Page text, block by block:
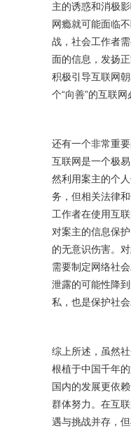
主的诱惑和消极
网瘾就可能面临
战，社会工作者
面的信息，发扬
积极引导互联网
个“向善”的互联网
还有一个非常重
互联网是一个极
然利用案主的个
务，但相关法律
工作者在使用互
对案主的信息保
的无意识伤害。
需要制定网络社
泄露的可能性降
私，也是保护社会
综上所述，虽然
根植于中国千年
国内的发展更依
群体努力。在互
遇与挑战并存，